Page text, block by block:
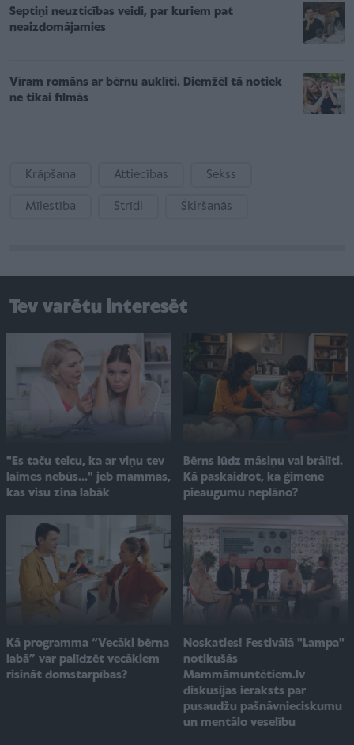
Septiņi neuzticības veidi, par kuriem pat
neaizdomājamies
Vīram romāns ar bērnu auklīti. Diemžēl tā notiek
ne tikai filmās
Krāpšana Attiecības Sekss
Mīlestība Strīdi Šķiršanās
Tev varētu interesēt
"Es taču teicu, ka ar viņu tev
laimes nebūs..." jeb mammas,
kas visu zina labāk
Bērns lūdz māsiņu vai brālīti.
Kā paskaidrot, ka ģimene
pieaugumu neplāno?
Kā programma “Vecāki bērna
labā” var palīdzēt vecākiem
risināt domstarpības?
Noskaties! Festivālā "Lampa"
notikušās
Mammāmuntētiem.lv
diskusijas ieraksts par
pusaudžu pašnāvnieciskumu
un mentālo veselību